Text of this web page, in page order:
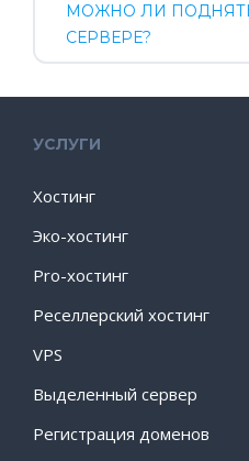
МОЖНО ЛИ
СЕРВЕРЕ?
УСЛУГИ
Хостинг
Эко-хостинг
Pro-хостинг
Реселлерский хостинг
VPS
Выделенный сервер
Регистрация доменов